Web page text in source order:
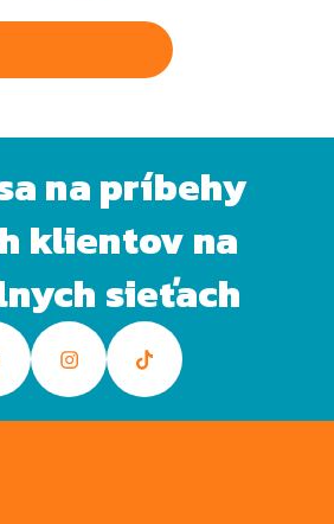
na príbehy
klientov na
sieťach